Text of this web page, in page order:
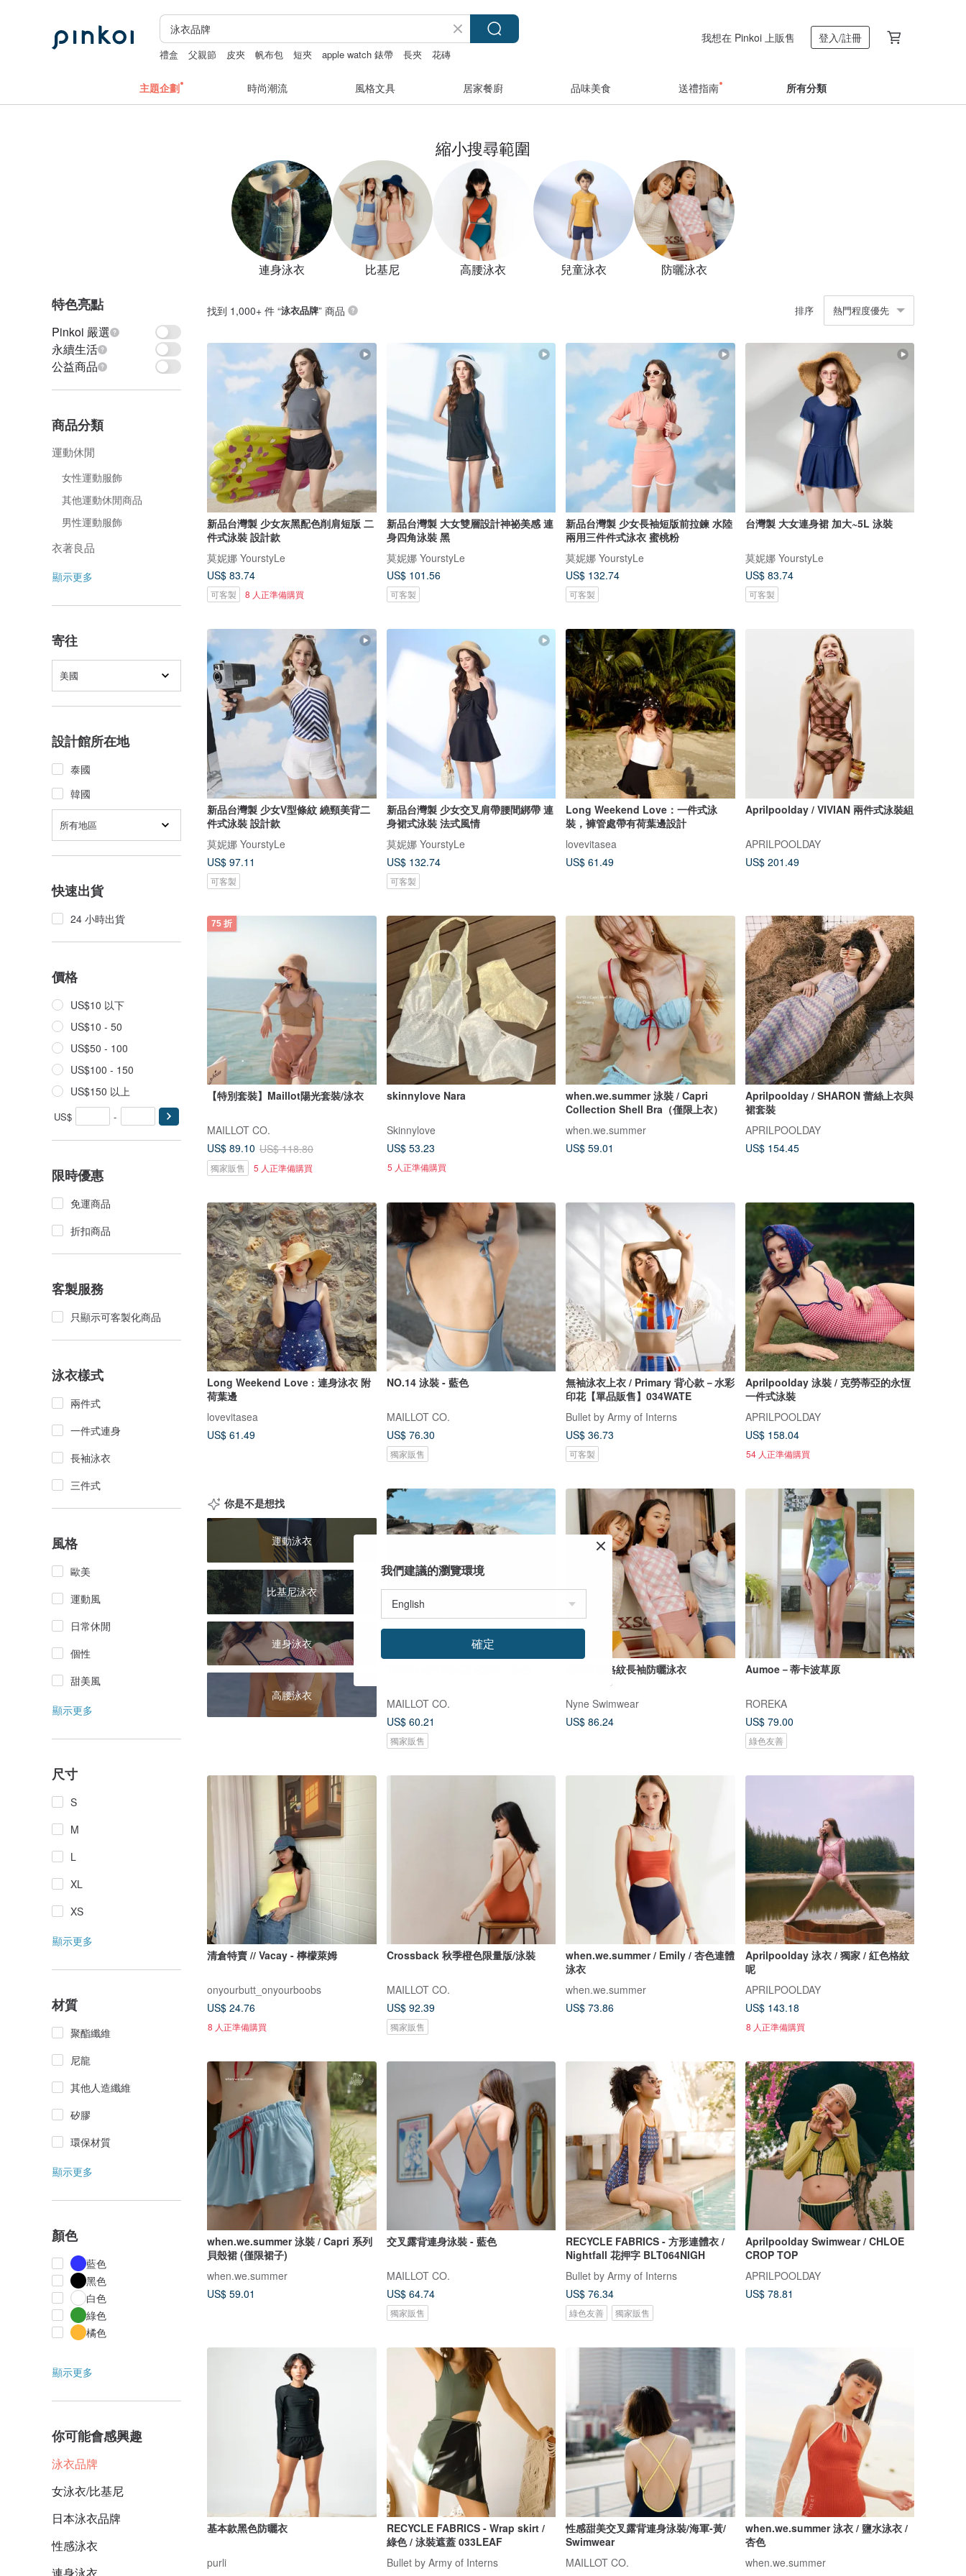
禮盒 父親節 皮夾 帆布包 短夾 apple watch 錶帶 長夾 花磚
我想在 Pinkoi 上販售 登入/註冊
主題企劃 時尚潮流 風格文具 居家餐廚 品味美食 送禮指南 所有分類
縮小搜尋範圍
連身泳衣 比基尼 高腰泳衣 兒童泳衣 防曬泳衣
特色亮點
Pinkoi 嚴選
永續生活
公益商品
商品分類
運動休閒
女性運動服飾
其他運動休閒商品
男性運動服飾
衣著良品
顯示更多
寄往
美國
設計館所在地
泰國
韓國
所有地區
快速出貨
24 小時出貨
價格
US$10 以下
US$10 - 50
US$50 - 100
US$100 - 150
US$150 以上
US$ -
限時優惠
免運商品
折扣商品
客製服務
只顯示可客製化商品
泳衣樣式
兩件式
一件式連身
長袖泳衣
三件式
風格
歐美
運動風
日常休閒
個性
甜美風
顯示更多
尺寸
S
M
L
XL
XS
顯示更多
材質
聚酯纖維
尼龍
其他人造纖維
矽膠
環保材質
顯示更多
顏色
藍色
黑色
白色
綠色
橘色
顯示更多
你可能會感興趣
泳衣品牌
女泳衣/比基尼
日本泳衣品牌
性感泳衣
找到 1,000+ 件 “泳衣品牌” 商品 排序 熱門程度優先
新品台灣製 少女灰黑配色削肩短版 二
件式泳裝 設計款
莫妮娜 YourstyLe
US$ 83.74
可客製 8 人正準備購買
新品台灣製 大女雙層設計神祕美感 連
身四角泳裝 黑
莫妮娜 YourstyLe
US$ 101.56
可客製
新品台灣製 少女長袖短版前拉鍊 水陸
兩用三件件式泳衣 蜜桃粉
莫妮娜 YourstyLe
US$ 132.74
可客製
台灣製 大女連身裙 加大~5L 泳裝
莫妮娜 YourstyLe
US$ 83.74
可客製
新品台灣製 少女V型條紋 繞頸美背二
件式泳裝 設計款
莫妮娜 YourstyLe
US$ 97.11
可客製
新品台灣製 少女交叉肩帶腰間綁帶 連
身裙式泳裝 法式風情
莫妮娜 YourstyLe
US$ 132.74
可客製
Long Weekend Love：一件式泳
裝，褲管處帶有荷葉邊設計
lovevitasea
US$ 61.49
Aprilpoolday / VIVIAN 兩件式泳裝組
APRILPOOLDAY
US$ 201.49
75 折
【特別套裝】Maillot陽光套裝/泳衣
MAILLOT CO.
US$ 89.10 US$ 118.80
獨家販售 5 人正準備購買
skinnylove Nara
Skinnylove
US$ 53.23
5 人正準備購買
when.we.summer 泳裝 / Capri
Collection Shell Bra（僅限上衣）
when.we.summer
US$ 59.01
Aprilpoolday / SHARON 蕾絲上衣與
裙套裝
APRILPOOLDAY
US$ 154.45
Long Weekend Love : 連身泳衣 附
荷葉邊
lovevitasea
US$ 61.49
NO.14 泳裝 - 藍色
MAILLOT CO.
US$ 76.30
獨家販售
無袖泳衣上衣 / Primary 背心款－水彩
印花【單品販售】034WATE
Bullet by Army of Interns
US$ 36.73
可客製
Aprilpoolday 泳裝 / 克勞蒂亞的永恆
一件式泳裝
APRILPOOLDAY
US$ 158.04
54 人正準備購買
你是不是想找
運動泳衣
比基尼泳衣
連身泳衣
高腰泳衣
MAILLOT CO.
US$ 60.21
獨家販售
熱帶風格格紋長袖防曬泳衣
Nyne Swimwear
US$ 86.24
Aumoe－蒂卡波草原
ROREKA
US$ 79.00
綠色友善
清倉特賣 // Vacay - 檸檬萊姆
onyourbutt_onyourboobs
US$ 24.76
8 人正準備購買
Crossback 秋季橙色限量版/泳裝
MAILLOT CO.
US$ 92.39
獨家販售
when.we.summer / Emily / 杏色連體
泳衣
when.we.summer
US$ 73.86
Aprilpoolday 泳衣 / 獨家 / 紅色格紋
呢
APRILPOOLDAY
US$ 143.18
8 人正準備購買
when.we.summer 泳裝 / Capri 系列
貝殼裙 (僅限裙子)
when.we.summer
US$ 59.01
交叉露背連身泳裝 - 藍色
MAILLOT CO.
US$ 64.74
獨家販售
RECYCLE FABRICS - 方形連體衣 /
Nightfall 花押字 BLT064NIGH
Bullet by Army of Interns
US$ 76.34
綠色友善 獨家販售
Aprilpoolday Swimwear / CHLOE
CROP TOP
APRILPOOLDAY
US$ 78.81
基本款黑色防曬衣
purli
RECYCLE FABRICS - Wrap skirt /
綠色 / 泳裝遮蓋 033LEAF
Bullet by Army of Interns
性感甜美交叉露背連身泳裝/海軍-黃/
Swimwear
MAILLOT CO.
when.we.summer 泳衣 / 鹽水泳衣 /
杏色
when.we.summer
我們建議的瀏覽環境
確定